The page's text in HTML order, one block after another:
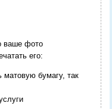
ваше фото
его:
матовую бумагу, так